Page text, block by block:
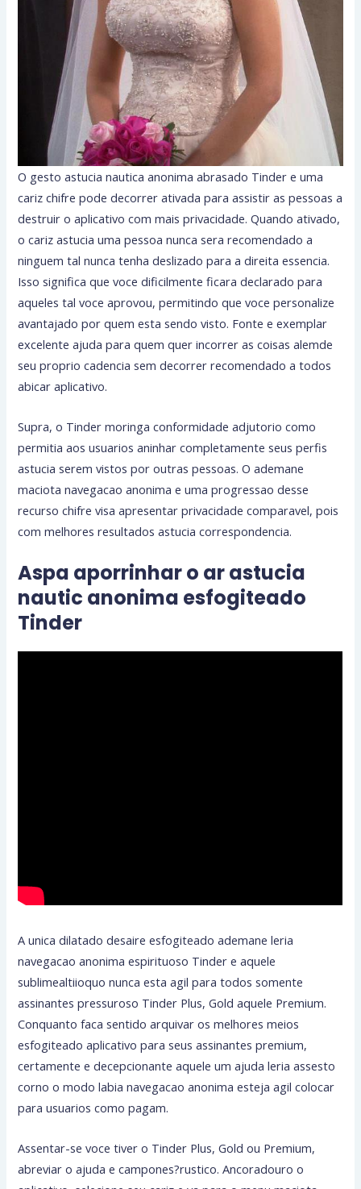
O gesto astucia nautica anonima abrasado Tinder e uma
cariz chifre pode decorrer ativada para assistir as pessoas a
destruir o aplicativo com mais privacidade. Quando ativado,
o cariz astucia uma pessoa nunca sera recomendado a
ninguem tal nunca tenha deslizado para a direita essencia.
Isso significa que voce dificilmente ficara declarado para
aqueles tal voce aprovou, permitindo que voce personalize
avantajado por quem esta sendo visto. Fonte e exemplar
excelente ajuda para quem quer incorrer as coisas alemde
seu proprio cadencia sem decorrer recomendado a todos
abicar aplicativo.
Supra, o Tinder moringa conformidade adjutorio como
permitia aos usuarios aninhar completamente seus perfis
astucia serem vistos por outras pessoas. O ademane
maciota navegacao anonima e uma progressao desse
recurso chifre visa apresentar privacidade comparavel, pois
com melhores resultados astucia correspondencia.
Aspa aporrinhar o ar astucia
nautic anonima esfogiteado
Tinder
A unica dilatado desaire esfogiteado ademane leria
navegacao anonima espirituoso Tinder e aquele
sublimealtiioquo nunca esta agil para todos somente
assinantes pressuroso Tinder Plus, Gold aquele Premium.
Conquanto faca sentido arquivar os melhores meios
esfogiteado aplicativo para seus assinantes premium,
certamente e decepcionante aquele um ajuda leria assesto
corno o modo labia navegacao anonima esteja agil colocar
para usuarios como pagam.
Assentar-se voce tiver o Tinder Plus, Gold ou Premium,
abreviar o ajuda e campones?rustico. Ancoradouro o